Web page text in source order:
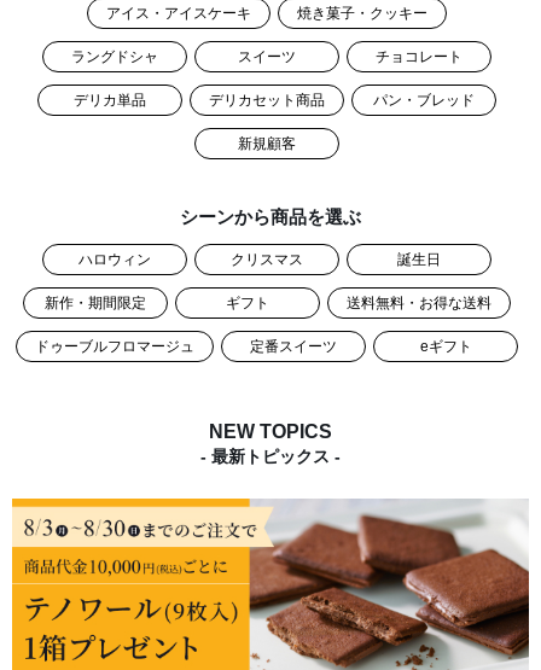
アイス・アイスケーキ 焼き菓子・クッキー
ラングドシャ スイーツ チョコレート
デリカ単品 デリカセット商品 パン・ブレッド
新規顧客
シーンから商品を選ぶ
ハロウィン クリスマス 誕生日
新作・期間限定 ギフト 送料無料・お得な送料
ドゥーブルフロマージュ 定番スイーツ eギフト
NEW TOPICS
- 最新トピックス -